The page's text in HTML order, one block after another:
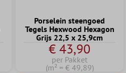
Porselein steengoed
Tegels Hexwood Hexagon
Grijs 22,5 x 25,9cm
€ 43,90
per Pakket
(m² = € 49,89)